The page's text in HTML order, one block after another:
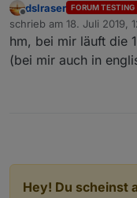
Downgrade
ist da.
Offline
dslraser FORUM TESTING
schrieb am 18. Juli 2019,
zuletzt editiert von
hm, bei mir läuft die
(bei mir auch in
Hey! Du scheinst